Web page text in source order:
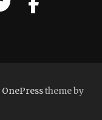
OnePresstheme by